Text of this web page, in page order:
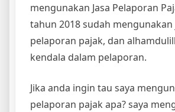
mengunakan Jasa Pelaporan
tahun 2018 sudah mengunakan
pelaporan pajak, dan
kendala dalam pelaporan.
Jika anda ingin tau saya
pelaporan pajak apa? saya